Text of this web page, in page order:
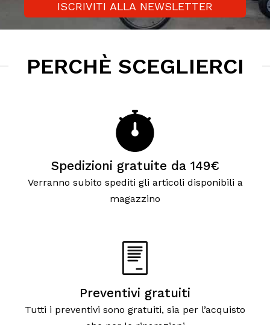
ISCRIVITI ALLA NEWSLETTER
PERCHÈ SCEGLIERCI
Spedizioni gratuite da 149€
Verranno subito spediti gli articoli disponibili a
magazzino
Preventivi gratuiti
Tutti i preventivi sono gratuiti, sia per l’acquisto